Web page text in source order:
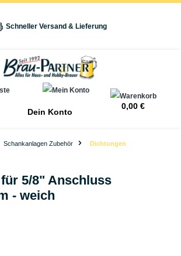
Schneller Versand & Lieferung
Dein Konto
0,00 €
Schankanlagen Zubehör Dichtungen
5/8" Anschluss
- weich